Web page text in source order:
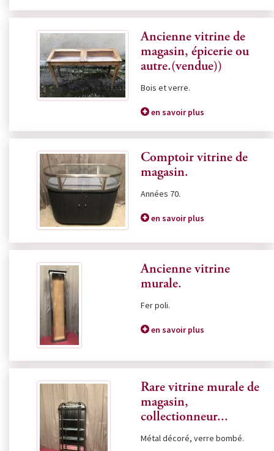
Ancienne vitrine de
magasin, épicerie ou
autre.(vendue))
Bois et verre.
en savoir plus
Comptoir vitrine de
magasin.
Années 70.
en savoir plus
Ancienne vitrine
murale.
Fer poli.
en savoir plus
Rare vitrine murale de
magasin,
collectionneur...
Métal décoré, verre bombé.